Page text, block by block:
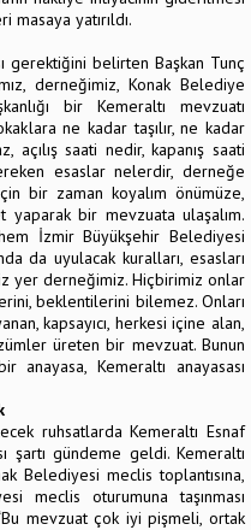
yatırıldı.
gerektiğini belirten Başkan Tunç
derneğimiz, Konak Belediye
bir Kemeraltı mevzuatı
ne kadar taşılır, ne kadar
saati nedir, kapanış saati
esaslar nelerdir, derneğe
bir zaman koyalım önümüze,
yaparak bir mevzuata ulaşalım.
İzmir Büyükşehir Belediyesi
da uyulacak kuralları, esasları
yer derneğimiz. Hiçbirimiz onlar
beklentilerini bilemez. Onları
kapsayıcı, herkesi içine alan,
üreten bir mevzuat. Bunun
Kemeraltı anayasası
ruhsatlarda Kemeraltı Esnaf
şartı gündeme geldi. Kemeraltı
Belediyesi meclis toplantısına,
meclis oturumuna taşınması
mevzuat çok iyi pişmeli, ortak